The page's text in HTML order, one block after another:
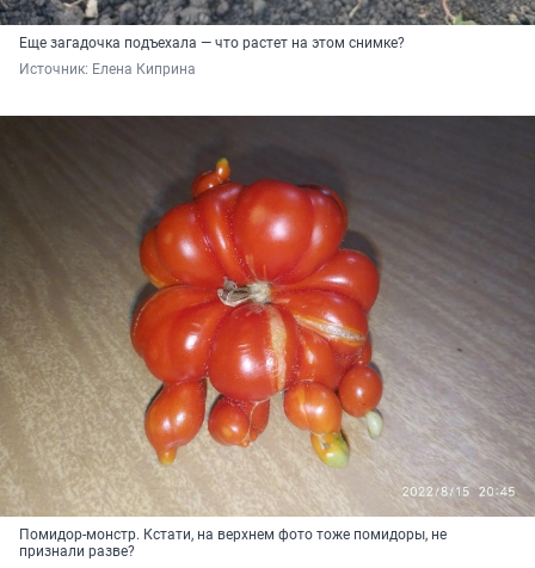
Еще загадочка подъехала — что растет на этом снимке?
Источник: Елена Киприна
Помидор-монстр. Кстати, на верхнем фото тоже помидоры, не
признали разве?